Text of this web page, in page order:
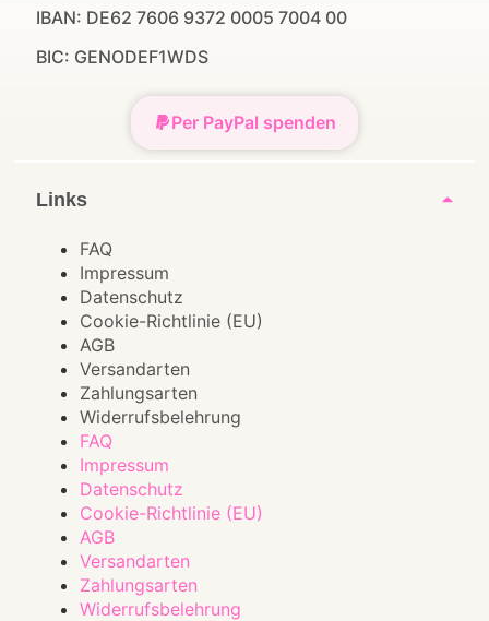
Per PayPal spenden
IBAN: DE62 7606 9372 0005 7004 00
BIC: GENODEF1WDS
Links
FAQ
Impressum
Datenschutz
Cookie-Richtlinie (EU)
AGB
Versandarten
Zahlungsarten
Widerrufsbelehrung
FAQ
Impressum
Datenschutz
Cookie-Richtlinie (EU)
AGB
Versandarten
Zahlungsarten
Widerrufsbelehrung